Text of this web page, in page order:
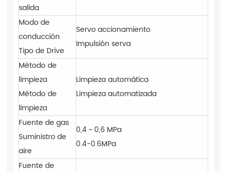
salida
Modo de
conducción
Tipo de Drive
Servo accionamiento
Impulsión serva
Método de
limpieza
Método de
limpieza
Limpieza automática
Limpieza automatizada
Fuente de gas
Suministro de
aire
0,4 ~ 0,6 MPa
0.4-0.6MPa
Fuente de